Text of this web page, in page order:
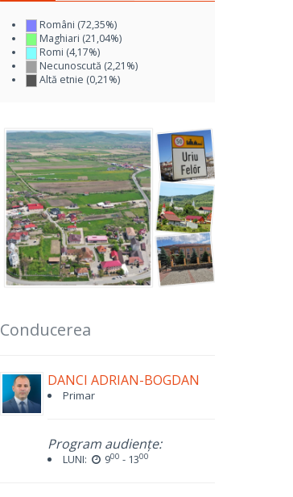
Români (72,35%)
Maghiari (21,04%)
Romi (4,17%)
Necunoscută (2,21%)
Altă etnie (0,21%)
Conducerea
DANCI ADRIAN-BOGDAN
Primar
Program audiențe:
LUNI: 900 - 1300